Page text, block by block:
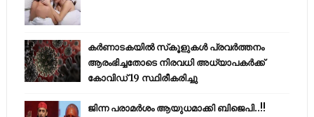
കര്‍ണാടകയില്‍ സ്‌കൂളുകള്‍ പ്രവര്‍ത്തനം
ആരംഭിച്ചതോടെ നിരവധി അധ്യാപകര്‍ക്ക്
കോവിഡ് 19 സ്ഥിരീകരിച്ചു
ജിന്ന പരാമര്‍ശം ആയുധമാക്കി ബിജെപി..!!